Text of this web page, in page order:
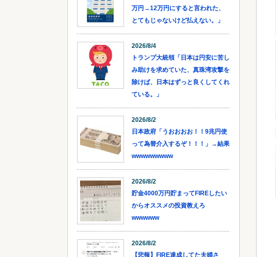
万円→12万円にすると言われた、
とてもじゃないけど払えない。」
2026/8/4
トランプ大統領「日本は円安に苦し
み助けを求めていた、真珠湾攻撃を
除けば、日本はずっと良くしてくれ
ている。」
2026/8/2
日本政府「うおおおお！！9兆円使
って為替介入するぞ！！！」→結果
wwwwwwwww
2026/8/2
貯金4000万円貯まってFIREしたい
からオススメの投資教えろ
wwwwww
2026/8/2
【悲報】FIRE達成してた夫婦さ